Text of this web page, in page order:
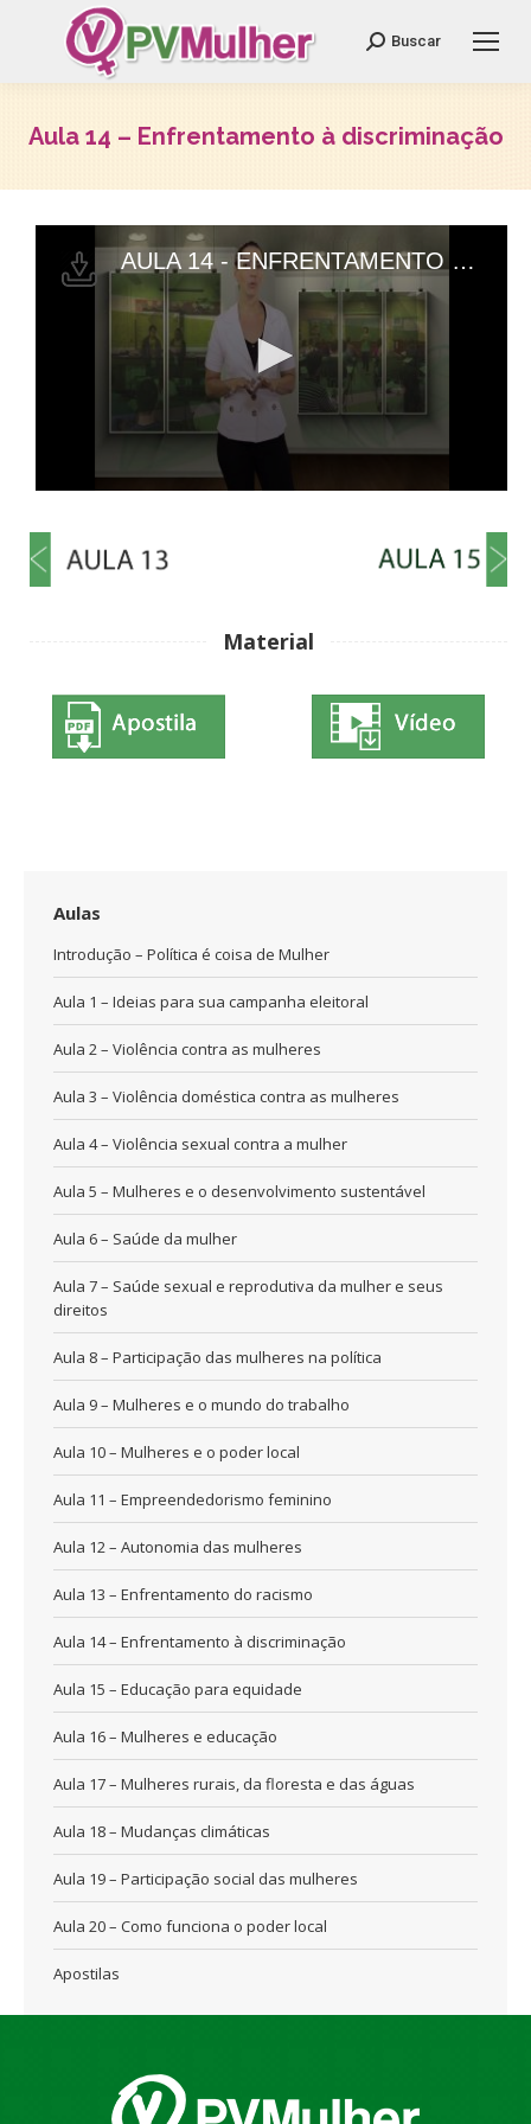
Search:
Buscar
Aula 14 – Enfrentamento à discriminação
Material
Aulas
Introdução – Política é coisa de Mulher
Aula 1 – Ideias para sua campanha eleitoral
Aula 2 – Violência contra as mulheres
Aula 3 – Violência doméstica contra as mulheres
Aula 4 – Violência sexual contra a mulher
Aula 5 – Mulheres e o desenvolvimento sustentável
Aula 6 – Saúde da mulher
Aula 7 – Saúde sexual e reprodutiva da mulher e seus
direitos
Aula 8 – Participação das mulheres na política
Aula 9 – Mulheres e o mundo do trabalho
Aula 10 – Mulheres e o poder local
Aula 11 – Empreendedorismo feminino
Aula 12 – Autonomia das mulheres
Aula 13 – Enfrentamento do racismo
Aula 14 – Enfrentamento à discriminação
Aula 15 – Educação para equidade
Aula 16 – Mulheres e educação
Aula 17 – Mulheres rurais, da floresta e das águas
Aula 18 – Mudanças climáticas
Aula 19 – Participação social das mulheres
Aula 20 – Como funciona o poder local
Apostilas